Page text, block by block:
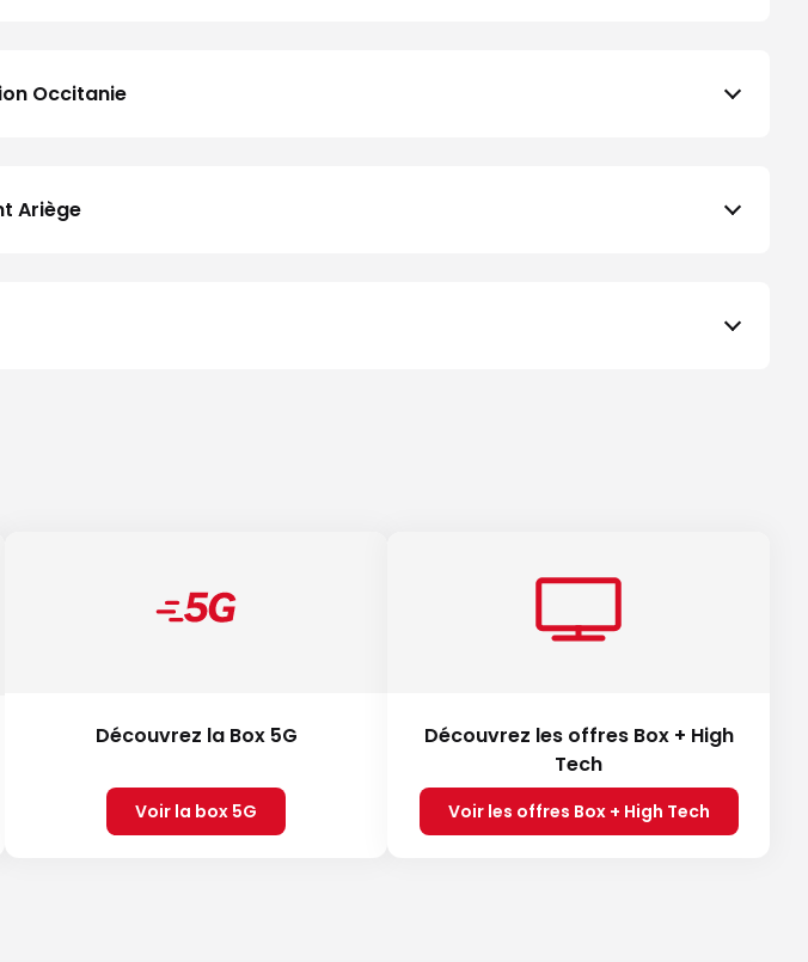
Occitanie
Ariège
Découvrez la Box 5G
Voir la box 5G
Découvrez les offres Box + High
Tech
Voir les offres Box + High Tech